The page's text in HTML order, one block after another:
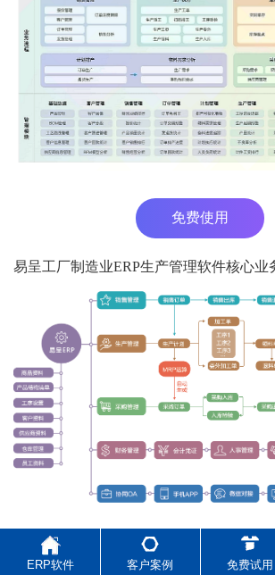
免费使用
易呈工厂制造业ERP生产管理软件核心业
ERP软件 客户案例 免费试用